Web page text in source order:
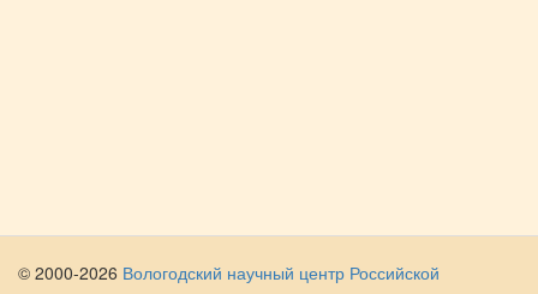
© 2000-2026 Вологодский научный центр Российской